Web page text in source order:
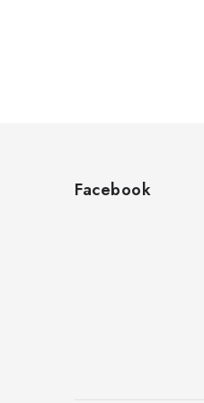
Facebook